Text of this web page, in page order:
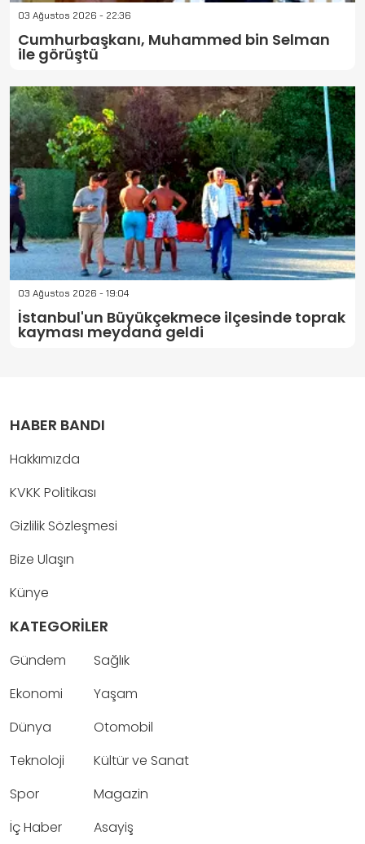
03 Ağustos 2026 - 22:36
Cumhurbaşkanı, Muhammed bin Selman
ile görüştü
03 Ağustos 2026 - 19:04
İstanbul'un Büyükçekmece ilçesinde toprak
kayması meydana geldi
HABER BANDI
Hakkımızda
KVKK Politikası
Gizlilik Sözleşmesi
Bize Ulaşın
Künye
KATEGORİLER
Gündem
Ekonomi
Dünya
Teknoloji
Spor
İç Haber
Sağlık
Yaşam
Otomobil
Kültür ve Sanat
Magazin
Asayiş